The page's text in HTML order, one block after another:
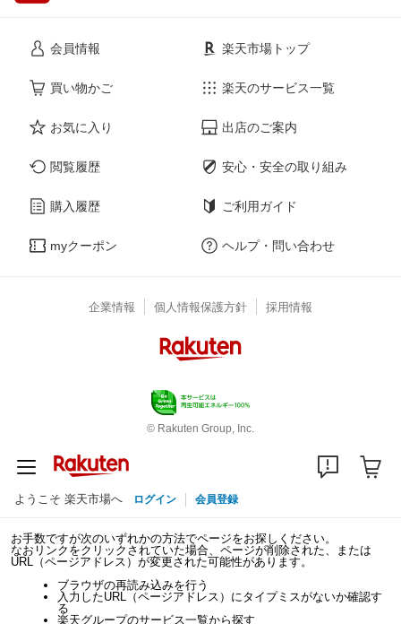
会員情報
買い物かご
お気に入り
閲覧履歴
購入履歴
myクーポン
楽天市場トップ
楽天のサービス一覧
出店のご案内
安心・安全の取り組み
ご利用ガイド
ヘルプ・問い合わせ
企業情報 個人情報保護方針 採用情報
© Rakuten Group, Inc.
ようこそ 楽天市場へ ログイン 会員登録
お手数ですが次のいずれかの方法でページをお探しください。
なおリンクをクリックされていた場合、ページが削除された、または
URL（ページアドレス）が変更された可能性があります。
ブラウザの再読み込みを行う
入力したURL（ページアドレス）にタイプミスがないか確認す
る
楽天グループのサービス一覧から探す